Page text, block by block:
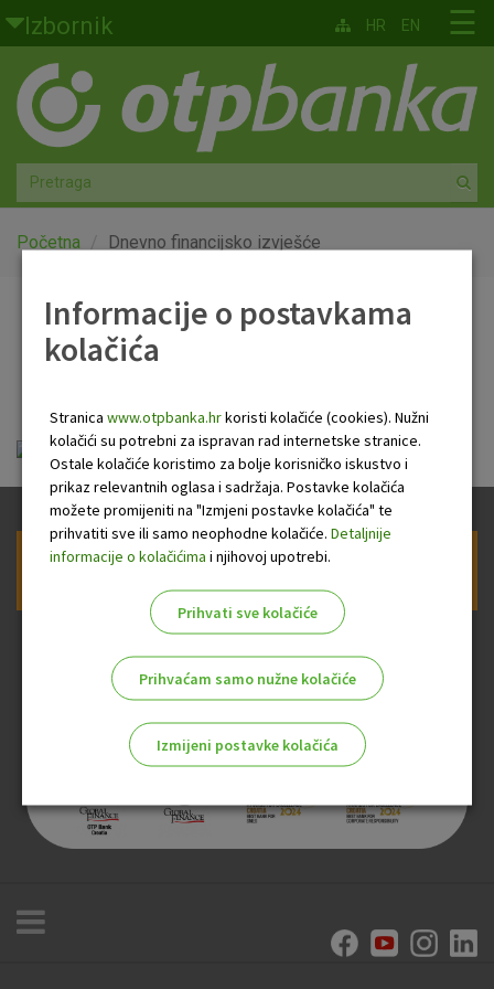
Skoči na glavni sadržaj
Izbornik
Građani
Privatno bankarstvo
Agro
Mala poduzeća i obrtnici
Globalna tržišta
O nama
☰
HR EN
Početna Dnevno financijsko izvješće
Dnevno financijsko
OTP Dnevno financijsko izvješće.pdf
Prijava na newsletter OTP banke
Informacije o postavkama
kolačića
Stranica www.otpbanka.hrkoristi kolačiće (cookies). Nužni
kolačići su potrebni za ispravan rad internetske stranice.
Ostale kolačiće koristimo za bolje korisničko iskustvo i
prikaz relevantnih oglasa i sadržaja. Postavke kolačića
možete promijeniti na "Izmjeni postavke kolačića" te
prihvatiti sve ili samo neophodne kolačiće. Detaljnije
informacije o kolačićima i njihovoj upotrebi.
Prihvati sve kolačiće
Prihvaćam samo nužne kolačiće
Izmijeni postavke kolačića